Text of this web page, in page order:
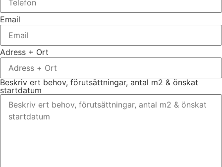
Email
Adress + Ort
Beskriv ert behov, förutsättningar, antal m2 & önskat
startdatum